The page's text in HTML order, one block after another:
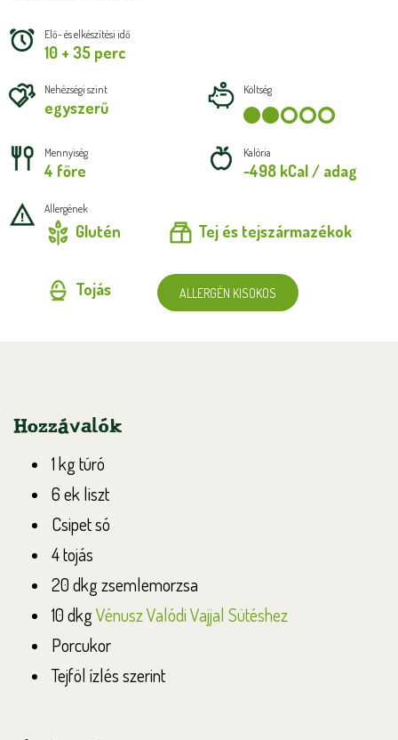
Elő- és elkészítési idő
10 + 35 perc
Nehézségi szint
egyszerű
Költség
Mennyiség
4 főre
Kalória
~498 kCal / adag
Allergének
Glutén Tej és tejszármazékok
Tojás ALLERGÉN KISOKOS
Hozzávalók
1 kg túró
6 ek liszt
Csipet só
4 tojás
20 dkg zsemlemorzsa
10 dkgVénusz Valódi Vajjal Sütéshez
Porcukor
Tejföl ízlés szerint